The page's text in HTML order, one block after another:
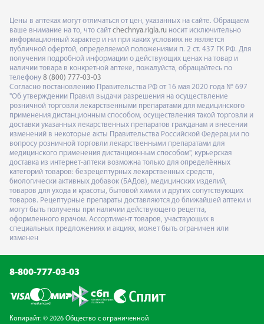
Цены в аптеках могут отличаться от цен, указанных на сайте. Обращаем
ваше внимание на то, что сайт chechnya.rigla.ru носит исключительно
информационный характер и ни при каких условиях не является
публичной офертой, определяемой положениями п. 2 ст. 437 ГК РФ. Для
получения подробной информации о действующих ценах на товар и
наличии товара в конкретной аптеке, пожалуйста, обращайтесь по
телефону 8 (800) 777-03-03
Согласно постановлению Правительства РФ от 16 мая 2020 года № 697
"Об утверждении Правил выдачи разрешения на осуществление
розничной торговли лекарственными препаратами для медицинского
применения дистанционным способом, осуществления такой торговли и
доставки указанных лекарственных препаратов гражданам и внесении
изменений в некоторые акты Правительства Российской Федерации по
вопросу розничной торговли лекарственными препаратами для
медицинского применения дистанционным способом", курьерская
доставка из интернет-аптеки возможна только для определённых
категорий товаров: безрецептурных лекарственных средств,
биологически активных добавок (БАДов), медицинских изделий,
товаров для ухода и красоты, бытовой химии и других сопутствующих
товаров. Рецептурные препараты доставляются до ближайшей аптеки и
могут быть получены при наличии действующего рецепта,
оформленного врачом. Ассортимент товаров, участвующих в
специальных предложениях и акциях, может быть ограничен или
изменен
8-800-777-03-03
Копирайт: © 2026 Общество с ограниченной